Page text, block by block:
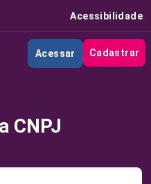
Acessibilidade
Acessar Cadastrar
CNPJ